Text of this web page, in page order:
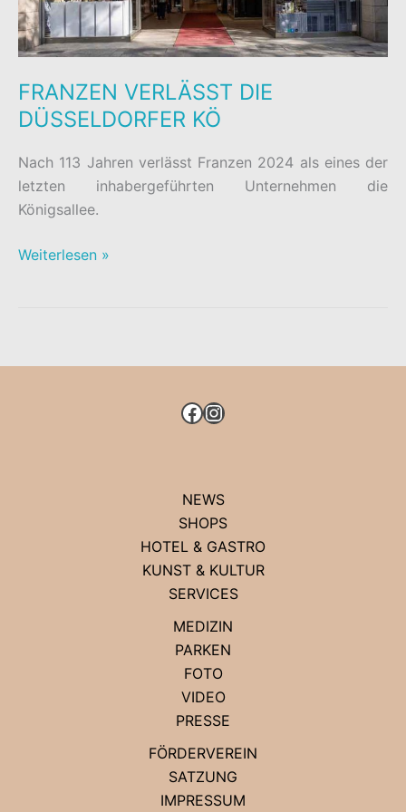
FRANZEN VERLÄSST DIE
DÜSSELDORFER KÖ
Nach 113 Jahren verlässt Franzen 2024 als eines der
letzten inhabergeführten Unternehmen die
Königsallee.
FRANZEN
Weiterlesen »
FACEBOOK
INSTAGRAM
NEWS
SHOPS
HOTEL & GASTRO
KUNST & KULTUR
SERVICES
MEDIZIN
PARKEN
FOTO
VIDEO
PRESSE
FÖRDERVEREIN
SATZUNG
IMPRESSUM